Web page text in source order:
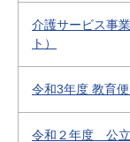
介護サービス事
ト）
令和3年度 教育
令和２年度 公立